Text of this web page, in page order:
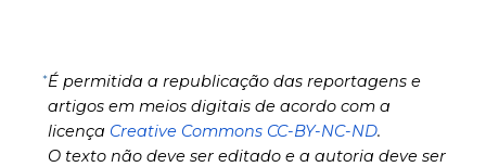
*É permitida a republicação das reportagens e
artigos em meios digitais de acordo com a
licença Creative Commons CC-BY-NC-ND.
O texto não deve ser editado e a autoria deve ser